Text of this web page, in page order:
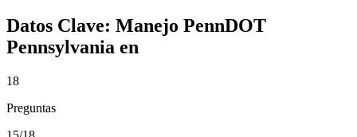
Datos Clave: Manejo PennDOT
Pennsylvania en
18
Preguntas